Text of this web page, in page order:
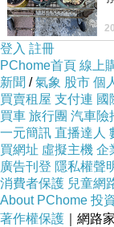
松山信貸
嘉義市銀行
款率利試算信
車貸新北萬
房貸
登入 註冊
PChome首頁 線上
新聞 /氣象 股市 個
買賣租屋 支付連 國
買車 旅行團 汽車險
一元簡訊 直播達人
買網址 虛擬主機 企
廣告刊登 隱私權聲
消費者保護 兒童網
About PChome 投
著作權保護 ｜網路